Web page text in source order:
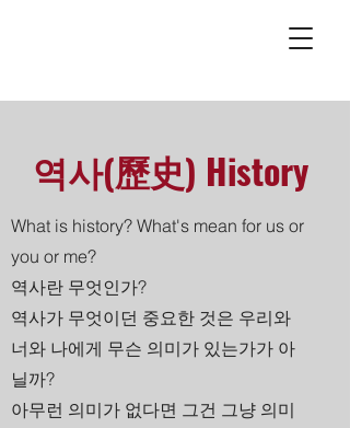
역사(歷史) History
What is history? What's mean for us or
you or me?
역사란 무엇인가?
역사가 무엇이던 중요한 것은 우리와
너와 나에게 무슨 의미가 있는가가 아
닐까?
​아무런 의미가 없다면 그건 그냥 의미